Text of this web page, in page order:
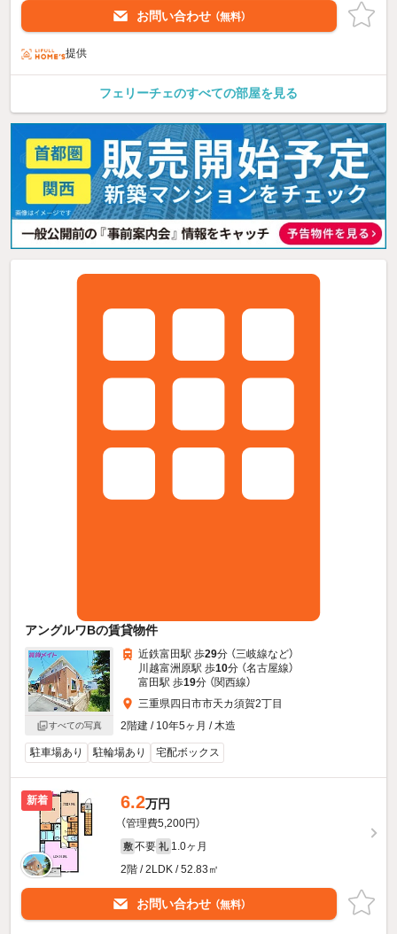
お問い合わせ （無料）
提供
フェリーチェのすべての部屋を見る
アングルワBの賃貸物件
すべての写真
近鉄富田駅 歩29分 （三岐線など）
川越富洲原駅 歩10分 （名古屋線）
富田駅 歩19分 （関西線）
三重県四日市市天カ須賀2丁目
2階建 / 10年5ヶ月 / 木造
駐車場あり 駐輪場あり 宅配ボックス
新着 6.2万円
（管理費5,200円）
敷 不要 礼 1.0ヶ月
2階 / 2LDK / 52.83㎡
お問い合わせ （無料）